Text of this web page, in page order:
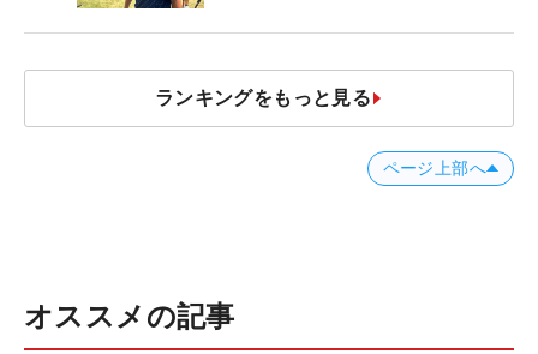
JOYX OPEN】
ランキングをもっと見る
ページ上部へ
オススメの記事